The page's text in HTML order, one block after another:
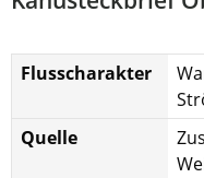
Flusscharakter
Quelle